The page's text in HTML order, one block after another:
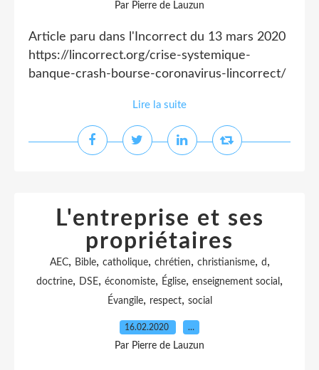
Par Pierre de Lauzun
Article paru dans l'Incorrect du 13 mars 2020
https://lincorrect.org/crise-systemique-
banque-crash-bourse-coronavirus-lincorrect/
Lire la suite
L'entreprise et ses
propriétaires
AEC, Bible, catholique, chrétien, christianisme, d ,
doctrine, DSE, économiste, Église, enseignement social ,
Évangile, respect, social
16.02.2020 …
Par Pierre de Lauzun